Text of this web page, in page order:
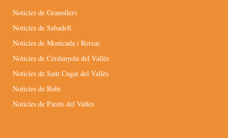
Notícies de Granollers
Notícies de Sabadell
Notícies de Montcada i Reixac
Notícies de Cerdanyola del Vallès
Notícies de Sant Cugat del Vallès
Notícies de Rubí
Notícies de Parets del Vallès